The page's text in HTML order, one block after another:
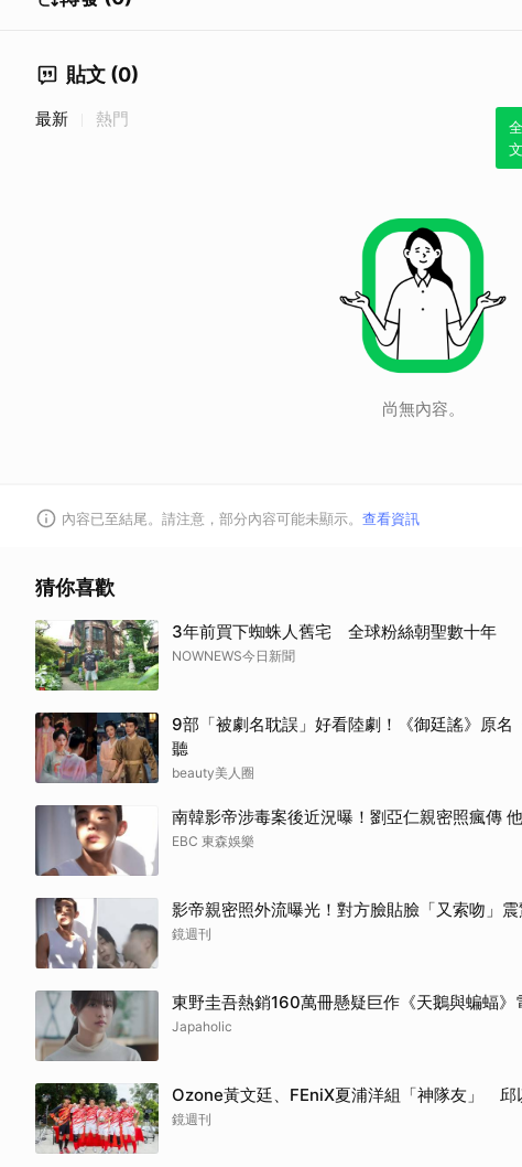
貼文 (0)
最新 熱門
尚無內容。
內容已至結尾。請注意，部分內容可能未顯示。 查看資訊
猜你喜歡
3年前買下蜘蛛人舊宅 全球粉絲朝聖數十年
NOWNEWS今日新聞
9部「被劇名耽誤」好看陸劇！《御廷謠》原
聽
beauty美人圈
南韓影帝涉毒案後近況曝！劉亞仁親密照瘋傳
EBC 東森娛樂
影帝親密照外流曝光！對方臉貼臉「又索吻」
鏡週刊
東野圭吾熱銷160萬冊懸疑巨作《天鵝與蝙蝠
Japaholic
Ozone黃文廷、FEniX夏浦洋組「神隊友」 邱
鏡週刊